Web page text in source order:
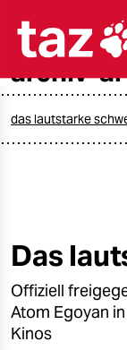
öko
gesellschaft
kultur
archiv-
das lautstarke
Das
Offiziell
Atom Egoyan
Kinos